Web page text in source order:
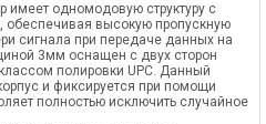
одномодовую структуру с
высокую пропускную
сигнала при передаче данных на
3мм оснащен с двух сторон
полировки UPC. Данный
и фиксируется при помощи
полностью исключить случайное